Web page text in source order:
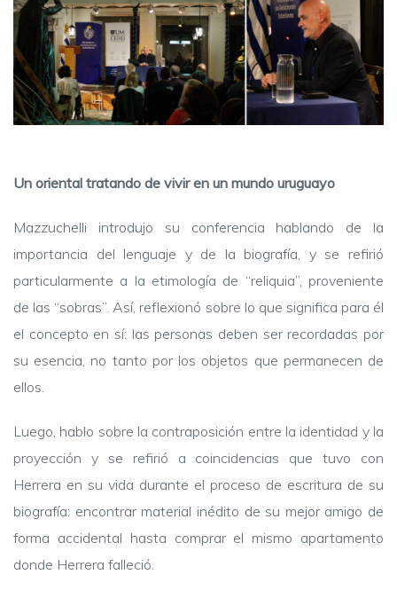
Un oriental tratando de vivir en un mundo uruguayo
Mazzuchelli introdujo su conferencia hablando de la
importancia del lenguaje y de la biografía, y se refirió
particularmente a la etimología de “reliquia”, proveniente
de las “sobras”. Así, reflexionó sobre lo que significa para él
el concepto en sí: las personas deben ser recordadas por
su esencia, no tanto por los objetos que permanecen de
ellos.
Luego, hablo sobre la contraposición entre la identidad y la
proyección y se refirió a coincidencias que tuvo con
Herrera en su vida durante el proceso de escritura de su
biografía: encontrar material inédito de su mejor amigo de
forma accidental hasta comprar el mismo apartamento
donde Herrera falleció.